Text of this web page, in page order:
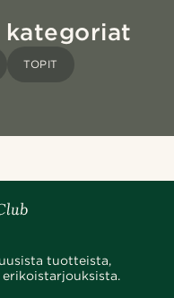
kategoriat
TOPIT
tuotteista,